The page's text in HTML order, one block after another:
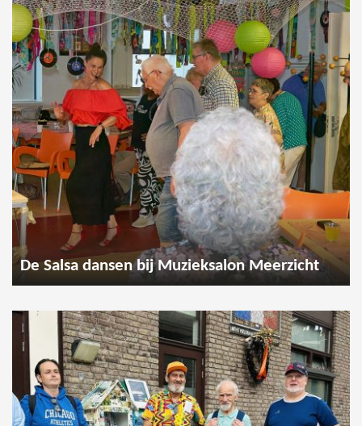
De Salsa dansen bij Muzieksalon Meerzicht